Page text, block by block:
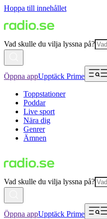
Hoppa till innehållet
Vad skulle du vilja lyssna på?
Öppna appUpptäck Prime
Toppstationer
Poddar
Live sport
Nära dig
Genrer
Ämnen
Vad skulle du vilja lyssna på?
Öppna appUpptäck Prime